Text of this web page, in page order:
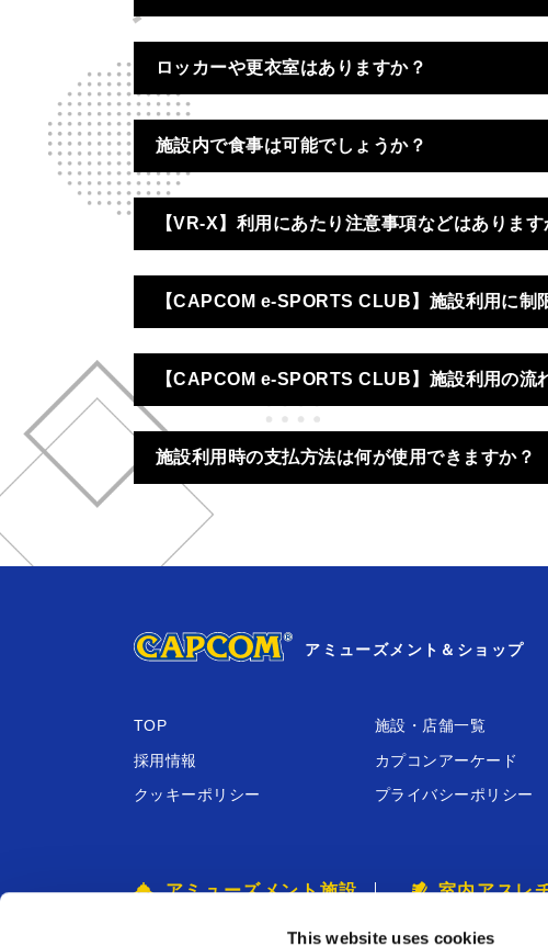
This website uses cookies
ポケットパーク
ロッカーや更衣室はありますか？
施設内で食事は可能でしょうか？
【VR-X】利用にあたり注意事項などはあります
こちら
【CAPCOM e-SPORTS CLUB】施設利用に制
こちら
【CAPCOM e-SPORTS CLUB】施設利用の流
施設利用時の支払方法は何が使用できますか？
アミューズメント＆ショップ
TOP 施設・店舗⼀覧
採⽤情報
カプコンアーケード
クッキーポリシー
プライバシーポリシー
アミューズメント施設
プラサカプコン ・ その他
室内アスレ
クレイジーバネット